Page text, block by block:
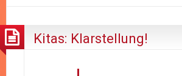
Kitas: Klarstellung!